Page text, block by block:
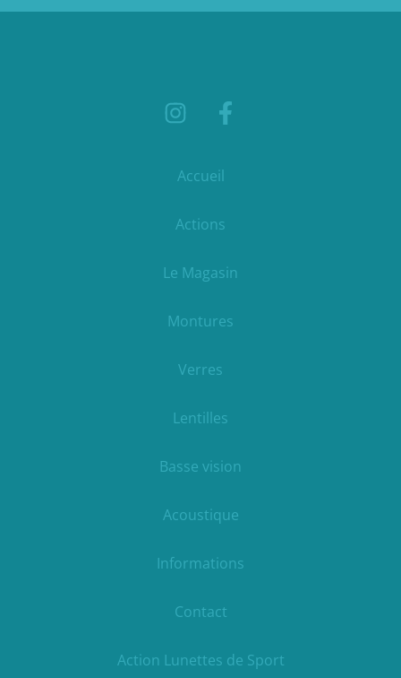
Accueil
Actions
Le Magasin
Montures
Verres
Lentilles
Basse vision
Acoustique
Informations
Contact
Action Lunettes de Sport